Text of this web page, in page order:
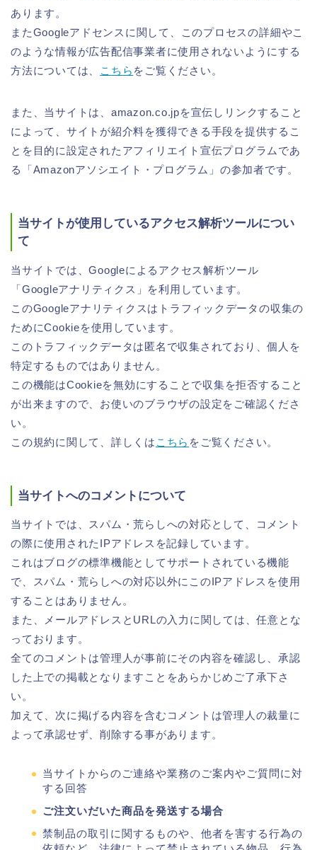
あります。
またGoogleアドセンスに関して、このプロセスの詳細やこ
のような情報が広告配信事業者に使用されないようにする
方法については、
こちら をご覧ください。
また、当サイトは、amazon.co.jpを宣伝しリンクすること
によって、サイトが紹介料を獲得できる手段を提供するこ
とを目的に設定されたアフィリエイト宣伝プログラムであ
る「Amazonアソシエイト・プログラム」の参加者です。
当サイトが使用しているアクセス解析ツールについ
て
当サイトでは、Googleによるアクセス解析ツール
「Googleアナリティクス」を利用しています。
このGoogleアナリティクスはトラフィックデータの収集の
ためにCookieを使用しています。
このトラフィックデータは匿名で収集されており、個人を
特定するものではありません。
この機能はCookieを無効にすることで収集を拒否すること
が出来ますので、お使いのブラウザの設定をご確認くださ
い。
この規約に関して、詳しくは こちら をご覧ください。
当サイトへのコメントについて
当サイトでは、スパム・荒らしへの対応として、コメント
の際に使用されたIPアドレスを記録しています。
これはブログの標準機能としてサポートされている機能
で、スパム・荒らしへの対応以外にこのIPアドレスを使用
することはありません。
また、メールアドレスとURLの入力に関しては、任意とな
っております。
全てのコメントは管理人が事前にその内容を確認し、承認
した上での掲載となりますことをあらかじめご了承下さ
い。
加えて、次に掲げる内容を含むコメントは管理人の裁量に
よって承認せず、削除する事があります。
当サイトからのご連絡や業務のご案内やご質問に対
する回答
ご注文いだいた商品を発送する場合
禁制品の取引に関するものや、他者を害する行為の